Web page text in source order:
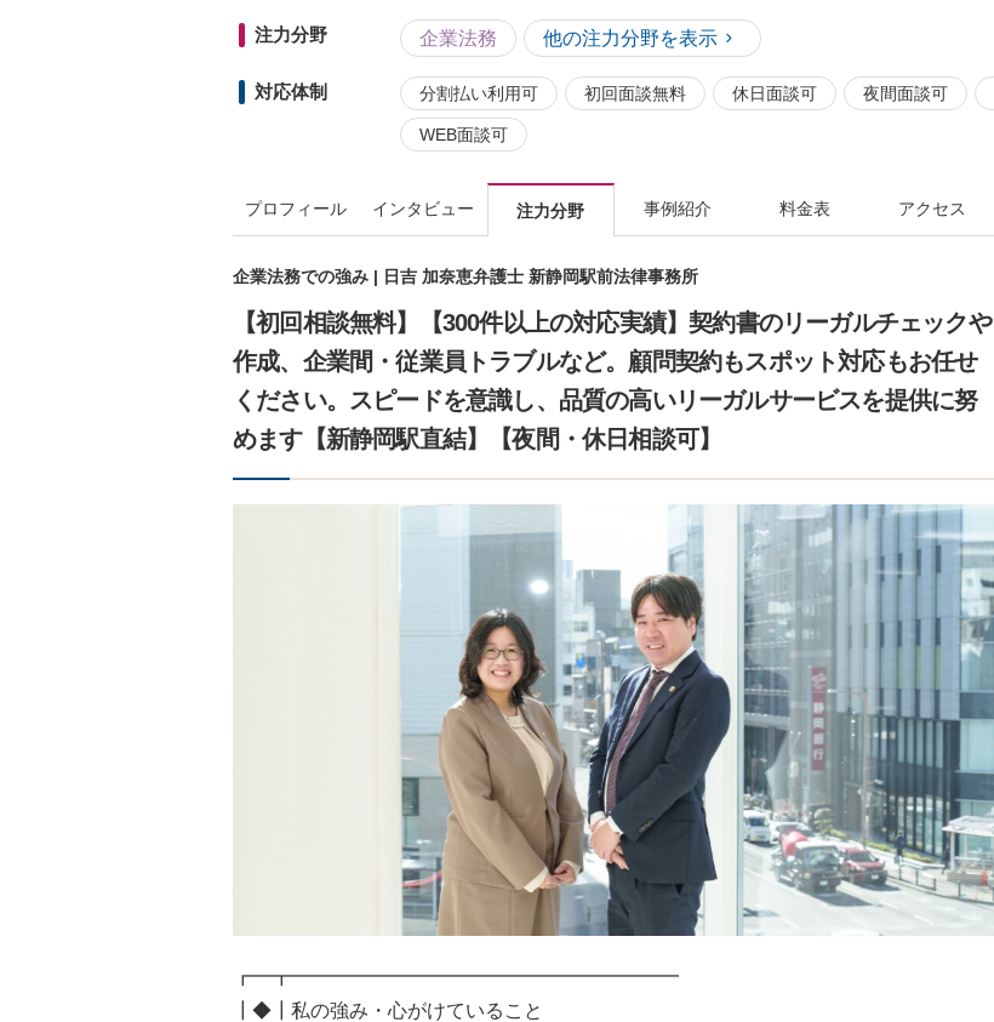
注力分野 企業法務 他の注力分野を表示
対応体制 分割払い利用可 初回面談無料 休日面談可 夜間面談可
WEB面談可
プロフィール インタビュー 注力分野 事例紹介 料金表 アクセス
企業法務での強み | 日吉 加奈恵弁護士 新静岡駅前法律事務所
【初回相談無料】【300件以上の対応実績】契約書のリーガルチェックや
作成、企業間・従業員トラブルなど。顧問契約もスポット対応もお任せ
ください。スピードを意識し、品質の高いリーガルサービスを提供に努
めます【新静岡駅直結】【夜間・休日相談可】
┏━┳━━━━━━━━━━━━━━━━━━━━
┃◆┃私の強み・心がけていること